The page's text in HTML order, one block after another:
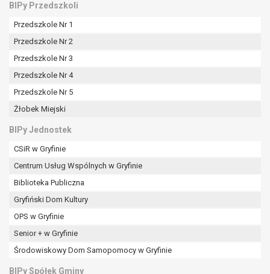
BIPy Przedszkoli
Przedszkole Nr 1
Przedszkole Nr 2
Przedszkole Nr 3
Przedszkole Nr 4
Przedszkole Nr 5
Żłobek Miejski
BIPy Jednostek
CSiR w Gryfinie
Centrum Usług Wspólnych w Gryfinie
Biblioteka Publiczna
Gryfiński Dom Kultury
OPS w Gryfinie
Senior + w Gryfinie
Środowiskowy Dom Samopomocy w Gryfinie
BIPy Spółek Gminy